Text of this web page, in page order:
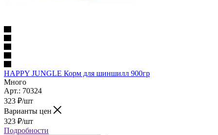
HAPPY JUNGLE Корм для шиншилл 900гр
Много
Арт.: 70324
323 ₽/шт
Варианты цен
323 ₽/шт
Подробности